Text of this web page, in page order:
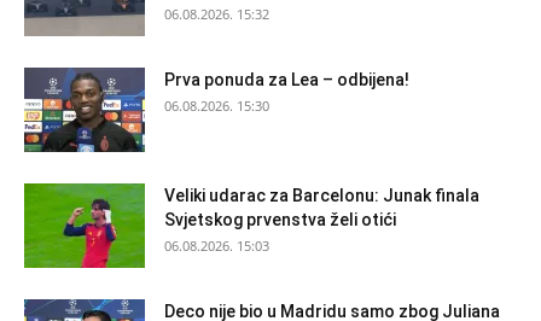
06.08.2026. 15:32
Prva ponuda za Lea – odbijena!
06.08.2026. 15:30
Veliki udarac za Barcelonu: Junak finala
Svjetskog prvenstva želi otići
06.08.2026. 15:03
Deco nije bio u Madridu samo zbog Juliana